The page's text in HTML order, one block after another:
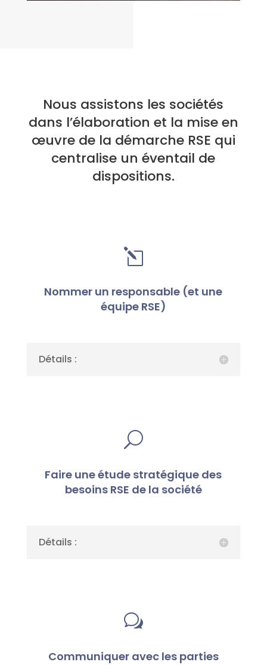
Nous assistons les sociétés
dans l’élaboration et la mise en
œuvre de la démarche RSE qui
centralise un éventail de
dispositions.
l
Nommer un responsable (et une
équipe RSE)
Détails :
U
Faire une étude stratégique des
besoins RSE de la société
Détails :
w
Communiquer avec les parties